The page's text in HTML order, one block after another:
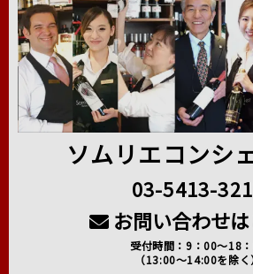
ソムリエコンシ
03-5413-
お問い合わせ
受付時間：9：00～18
（13:00～14:00を除く